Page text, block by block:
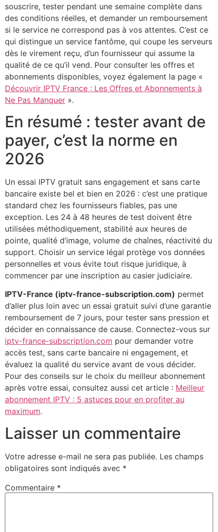
souscrire, tester pendant une semaine complète dans
des conditions réelles, et demander un remboursement
si le service ne correspond pas à vos attentes. C’est ce
qui distingue un service fantôme, qui coupe les serveurs
dès le virement reçu, d’un fournisseur qui assume la
qualité de ce qu’il vend. Pour consulter les offres et
abonnements disponibles, voyez également la page «
Découvrir IPTV France : Les Offres et Abonnements à
Ne Pas Manquer ».
En résumé : tester avant de
payer, c’est la norme en
2026
Un essai IPTV gratuit sans engagement et sans carte
bancaire existe bel et bien en 2026 : c’est une pratique
standard chez les fournisseurs fiables, pas une
exception. Les 24 à 48 heures de test doivent être
utilisées méthodiquement, stabilité aux heures de
pointe, qualité d’image, volume de chaînes, réactivité du
support. Choisir un service légal protège vos données
personnelles et vous évite tout risque juridique, à
commencer par une inscription au casier judiciaire.
IPTV-France (iptv-france-subscription.com) permet
d’aller plus loin avec un essai gratuit suivi d’une garantie
remboursement de 7 jours, pour tester sans pression et
décider en connaissance de cause. Connectez-vous sur
iptv-france-subscription.com pour demander votre
accès test, sans carte bancaire ni engagement, et
évaluez la qualité du service avant de vous décider.
Pour des conseils sur le choix du meilleur abonnement
après votre essai, consultez aussi cet article : Meilleur
abonnement IPTV : 5 astuces pour en profiter au
maximum.
Laisser un commentaire
Votre adresse e-mail ne sera pas publiée. Les champs
obligatoires sont indiqués avec *
Commentaire *